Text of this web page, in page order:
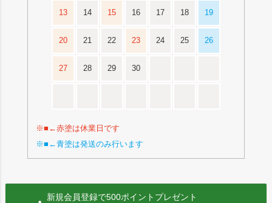
13 14 15 16 17 18 19
20 21 22 23 24 25 26
27 28 29 30
※■←赤塗は休業日です
※■←青塗は発送のみ行います
新規会員登録で500ポイントプレゼント